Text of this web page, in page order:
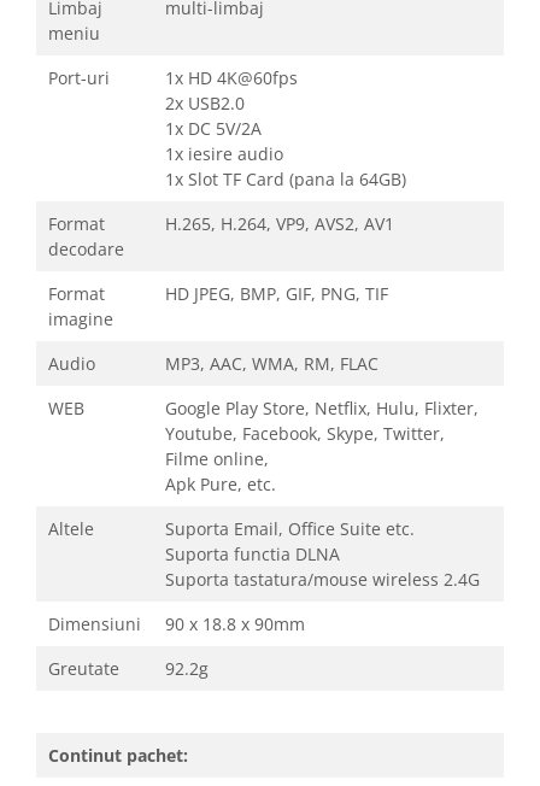
Limbaj
meniu
multi-limbaj
Port-uri
1x HD 4K@60fps
2x USB2.0
1x DC 5V/2A
1x iesire audio
1x Slot TF Card (pana la 64GB)
Format
decodare
H.265, H.264, VP9, AVS2, AV1
Format
imagine
HD JPEG, BMP, GIF, PNG, TIF
Audio
MP3, AAC, WMA, RM, FLAC
WEB
Google Play Store, Netflix, Hulu, Flixter,
Youtube, Facebook, Skype, Twitter,
Filme online,
Apk Pure, etc.
Altele
Suporta Email, Office Suite etc.
Suporta functia DLNA
Suporta tastatura/mouse wireless 2.4G
Dimensiuni
90 x 18.8 x 90mm
Greutate
92.2g
Continut pachet: